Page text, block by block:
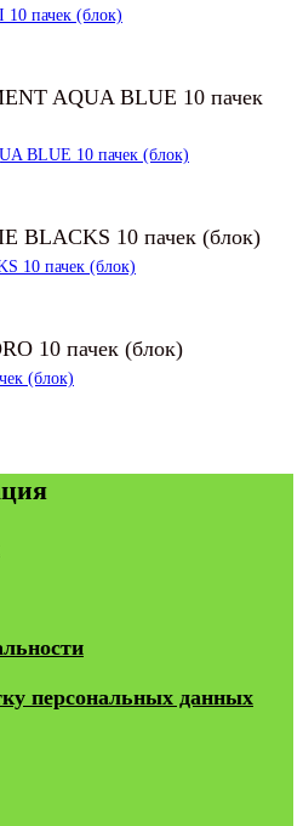
пачек (блок)
BLUE 10 пачек (блок)
10 пачек (блок)
(блок)
персональных данных